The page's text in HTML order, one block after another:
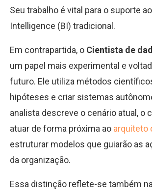
Seu trabalho é vital para o suporte
Intelligence (BI) tradicional.
Em contrapartida, o Cientista de
um papel mais experimental e
futuro. Ele utiliza métodos
hipóteses e criar sistemas
analista descreve o cenário atual, o
atuar de forma próxima ao arquiteto
estruturar modelos que guiarão as
da organização.
Essa distinção reflete-se também